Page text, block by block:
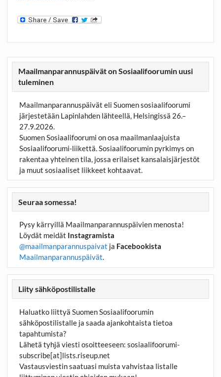
Maailmanparannuspäivät on Sosiaalifoorumin uusi
tuleminen
Maailmanparannuspäivät eli Suomen sosiaalifoorumi
järjestetään Lapinlahden lähteellä, Helsingissä 26.–
27.9.2026.
Suomen Sosiaalifoorumi on osa maailmanlaajuista
Sosiaalifoorumi-liikettä. Sosiaalifoorumin pyrkimys on
rakentaa yhteinen tila, jossa erilaiset kansalaisjärjestöt
ja muut sosiaaliset liikkeet kohtaavat.
Seuraa somessa!
Pysy kärryillä Maailmanparannuspäivien menosta!
Löydät meidät Instagramista
@maailmanparannuspaivat ja Facebookista
Maailmanparannuspäivät.
Liity sähköpostilistalle
Haluatko liittyä Suomen Sosiaalifoorumin
sähköpostilistalle ja saada ajankohtaista tietoa
tapahtumista?
Lähetä tyhjä viesti osoitteeseen: sosiaalifoorumi-
subscribe[at]lists.riseup.net
Vastausviestin saatuasi muista vahvistaa listalle